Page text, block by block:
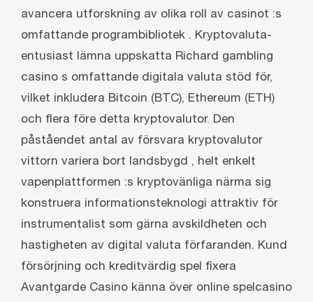
avancera utforskning av olika roll av casinot :s
omfattande programbibliotek . Kryptovaluta-
entusiast lämna uppskatta Richard gambling
casino s omfattande digitala valuta stöd för,
vilket inkludera Bitcoin (BTC), Ethereum (ETH)
och flera före detta kryptovalutor. Den
påståendet antal av försvara kryptovalutor
vittorn variera bort landsbygd , helt enkelt
vapenplattformen :s kryptovänliga närma sig
konstruera informationsteknologi attraktiv för
instrumentalist som gärna avskildheten och
hastigheten av digital valuta förfaranden. Kund
försörjning och kreditvärdig spel fixera
Avantgarde Casino känna över online spelcasino